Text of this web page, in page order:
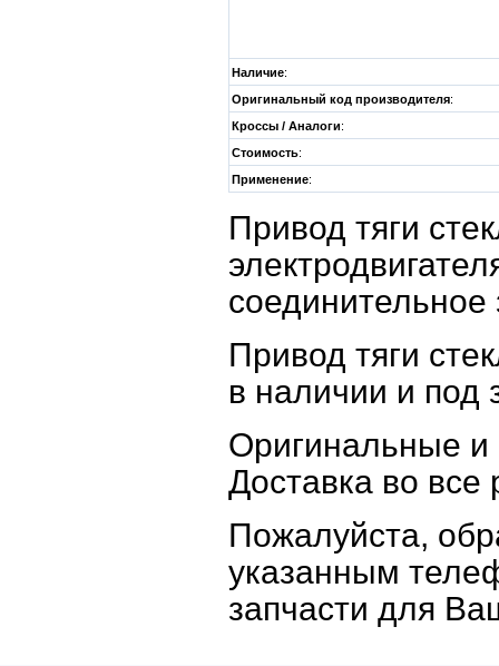
Наличие:
Оригинальный код производителя:
Кроссы / Аналоги:
Стоимость:
Применение:
Привод тяги
соединительное
Привод тяги
в наличии и
Оригинальные и
Доставка во все
Пожалуйста,
указанным
запчасти для